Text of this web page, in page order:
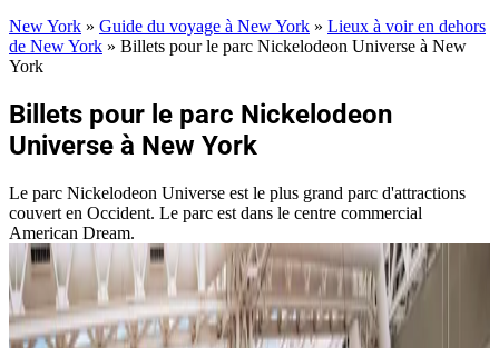
New York » Guide du voyage à New York » Lieux à voir en dehors
de New York » Billets pour le parc Nickelodeon Universe à New
York
Billets pour le parc Nickelodeon
Universe à New York
Le parc Nickelodeon Universe est le plus grand parc d'attractions
couvert en Occident. Le parc est dans le centre commercial
American Dream.